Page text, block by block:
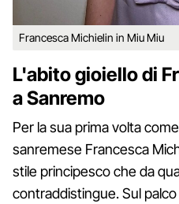
Francesca Michielin in Miu Miu
L'abito gioiello di
a Sanremo
Per la sua prima volta
sanremese Francesca
stile principesco che da
contraddistingue. Sul